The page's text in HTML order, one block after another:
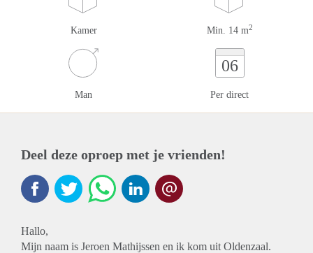
Kamer Min. 14 m2
Man
06
Per direct
Deel deze oproep met je vrienden!
Hallo,
Mijn naam is Jeroen Mathijssen en ik kom uit Oldenzaal.